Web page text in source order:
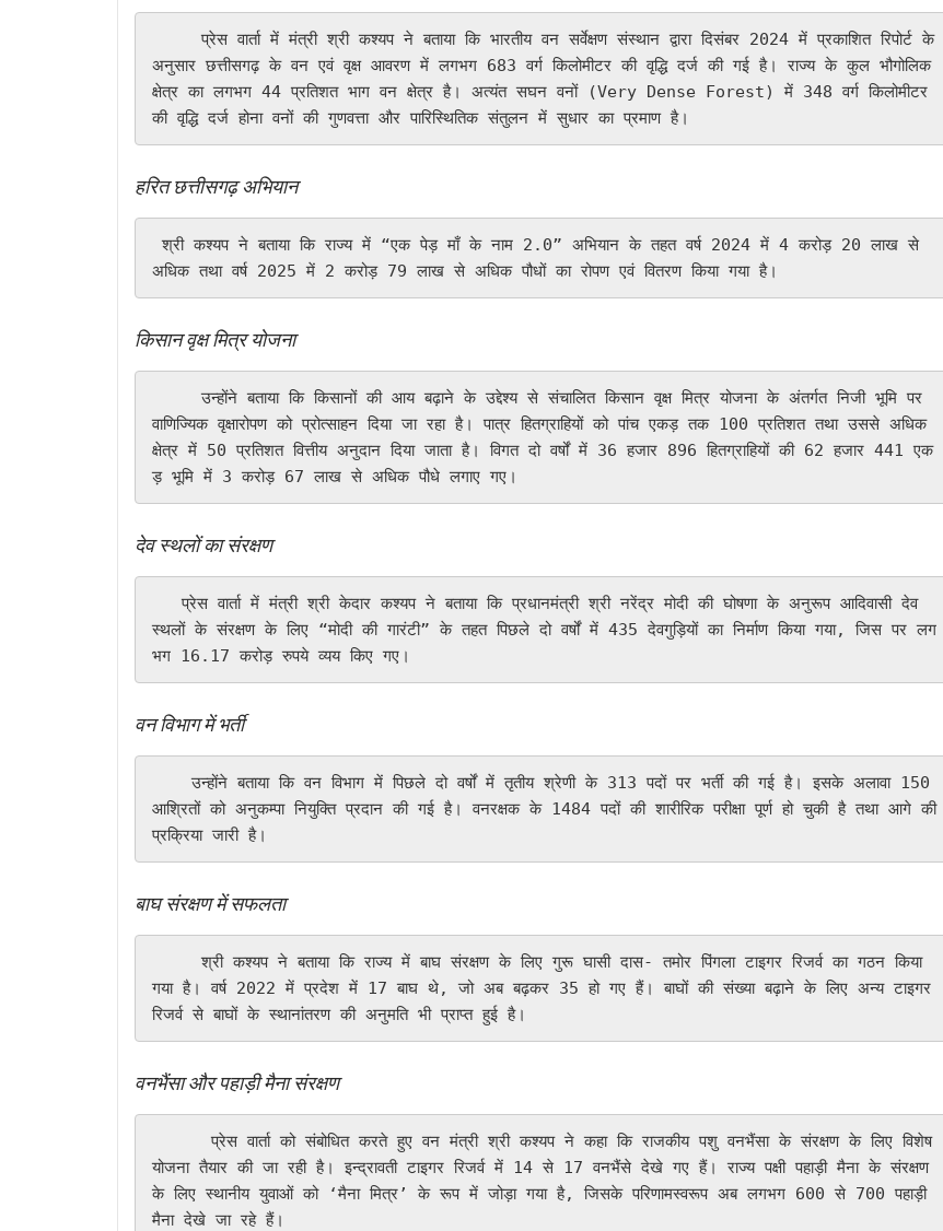
     प्रेस वार्ता में मंत्री श्री कश्यप ने बताया कि भारतीय वन सर्वेक्षण संस्थान द्वारा दिसंबर 2024 में प्रकाशित रिपोर्ट के
अनुसार छत्तीसगढ़ के वन एवं वृक्ष आवरण में लगभग 683 वर्ग किलोमीटर की वृद्धि दर्ज की गई है। राज्य के कुल भौगोलिक
क्षेत्र का लगभग 44 प्रतिशत भाग वन क्षेत्र है। अत्यंत सघन वनों (Very Dense Forest) में 348 वर्ग किलोमीटर
की वृद्धि दर्ज होना वनों की गुणवत्ता और पारिस्थितिक संतुलन में सुधार का प्रमाण है।
हरित छत्तीसगढ़ अभियान
श्री कश्यप ने बताया कि राज्य में “एक पेड़ माँ के नाम 2.0” अभियान के तहत वर्ष 2024 में 4 करोड़ 20 लाख से
अधिक तथा वर्ष 2025 में 2 करोड़ 79 लाख से अधिक पौधों का रोपण एवं वितरण किया गया है।
किसान वृक्ष मित्र योजना
     उन्होंने बताया कि किसानों की आय बढ़ाने के उद्देश्य से संचालित किसान वृक्ष मित्र योजना के अंतर्गत निजी भूमि पर
वाणिज्यिक वृक्षारोपण को प्रोत्साहन दिया जा रहा है। पात्र हितग्राहियों को पांच एकड़ तक 100 प्रतिशत तथा उससे अधिक
क्षेत्र में 50 प्रतिशत वित्तीय अनुदान दिया जाता है। विगत दो वर्षों में 36 हजार 896 हितग्राहियों की 62 हजार 441 एक
ड़ भूमि में 3 करोड़ 67 लाख से अधिक पौधे लगाए गए।
देव स्थलों का संरक्षण
   प्रेस वार्ता में मंत्री श्री केदार कश्यप ने बताया कि प्रधानमंत्री श्री नरेंद्र मोदी की घोषणा के अनुरूप आदिवासी देव
स्थलों के संरक्षण के लिए “मोदी की गारंटी” के तहत पिछले दो वर्षों में 435 देवगुड़ियों का निर्माण किया गया, जिस पर लग
भग 16.17 करोड़ रुपये व्यय किए गए।
वन विभाग में भर्ती
    उन्होंने बताया कि वन विभाग में पिछले दो वर्षों में तृतीय श्रेणी के 313 पदों पर भर्ती की गई है। इसके अलावा 150
आश्रितों को अनुकम्पा नियुक्ति प्रदान की गई है। वनरक्षक के 1484 पदों की शारीरिक परीक्षा पूर्ण हो चुकी है तथा आगे की
प्रक्रिया जारी है।
बाघ संरक्षण में सफलता
     श्री कश्यप ने बताया कि राज्य में बाघ संरक्षण के लिए गुरू घासी दास- तमोर पिंगला टाइगर रिजर्व का गठन किया
गया है। वर्ष 2022 में प्रदेश में 17 बाघ थे, जो अब बढ़कर 35 हो गए हैं। बाघों की संख्या बढ़ाने के लिए अन्य टाइगर
रिजर्व से बाघों के स्थानांतरण की अनुमति भी प्राप्त हुई है।
वनभैंसा और पहाड़ी मैना संरक्षण
      प्रेस वार्ता को संबोधित करते हुए वन मंत्री श्री कश्यप ने कहा कि राजकीय पशु वनभैंसा के संरक्षण के लिए विशेष
योजना तैयार की जा रही है। इन्द्रावती टाइगर रिजर्व में 14 से 17 वनभैंसे देखे गए हैं। राज्य पक्षी पहाड़ी मैना के संरक्षण
के लिए स्थानीय युवाओं को ‘मैना मित्र’ के रूप में जोड़ा गया है, जिसके परिणामस्वरूप अब लगभग 600 से 700 पहाड़ी
मैना देखे जा रहे हैं।